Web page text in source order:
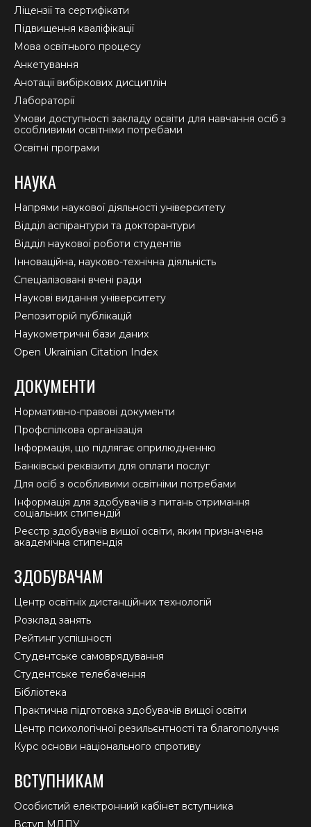
windowwindowwindow
Ліцензії та сертифікати
Підвищення кваліфікації
Мова освітнього процесу
Анкетування
Анотації вибіркових дисциплін
Лабораторії
Умови доступності закладу освіти для навчання осіб з
особливими освітніми потребами
Освітні програми
НАУКА
Напрями наукової діяльності університету
Відділ аспірантури та докторантури
Відділ наукової роботи студентів
Інноваційна, науково-технічна діяльність
Спеціалізовані вчені ради
Наукові видання університету
Репозиторій публікацій
Наукометричні бази даних
Open Ukrainian Citation Index
ДОКУМЕНТИ
Нормативно-правові документи
Профспілкова організація
Інформація, що підлягає оприлюдненню
Банківські реквізити для оплати послуг
Для осіб з особливими освітніми потребами
Інформація для здобувачів з питань отримання
соціальних стипендій
Реєстр здобувачів вищої освіти, яким призначена
академічна стипендія
ЗДОБУВАЧАМ
Центр освітніх дистанційних технологій
Розклад занять
Рейтинг успішності
Студентське самоврядування
Студентське телебачення
Бібліотека
Практична підготовка здобувачів вищої освіти
Центр психологічної резильєнтності та благополуччя
Курс основи національного спротиву
ВСТУПНИКАМ
Особистий електронний кабінет вступника
Вступ МДПУ